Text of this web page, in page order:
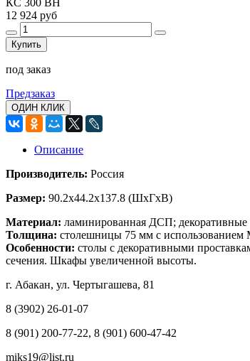
12 924 руб
Купить
под заказ
Предзаказ
ОДИН КЛИК
Описание
Производитель: Россия
Размер: 90.2x44.2x137.8 (ШхГхВ)
Материал: ламинированная ДСП;
Толщина: столешницы 75 мм с
Особенности: столы с декоративными
сечения. Шкафы увеличенной высоты.
г. Абакан, ул. Чертыгашева, 81
8 (3902) 26-01-07
8 (901) 200-77-22, 8 (901) 600-47-42
miks19@list.ru